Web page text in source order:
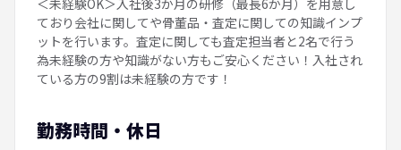
＜未経験OK＞入社後3か月の研修（最長6か月）を用意し
ており会社に関してや骨董品・査定に関しての知識インプ
ットを行います。査定に関しても査定担当者と2名で行う
為未経験の方や知識がない方もご安心ください！入社され
ている方の9割は未経験の方です！
勤務時間・休日